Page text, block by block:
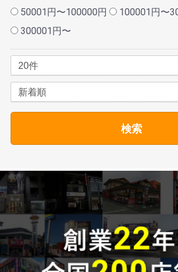
50001円〜100000円
100001円〜
300001円〜
検索